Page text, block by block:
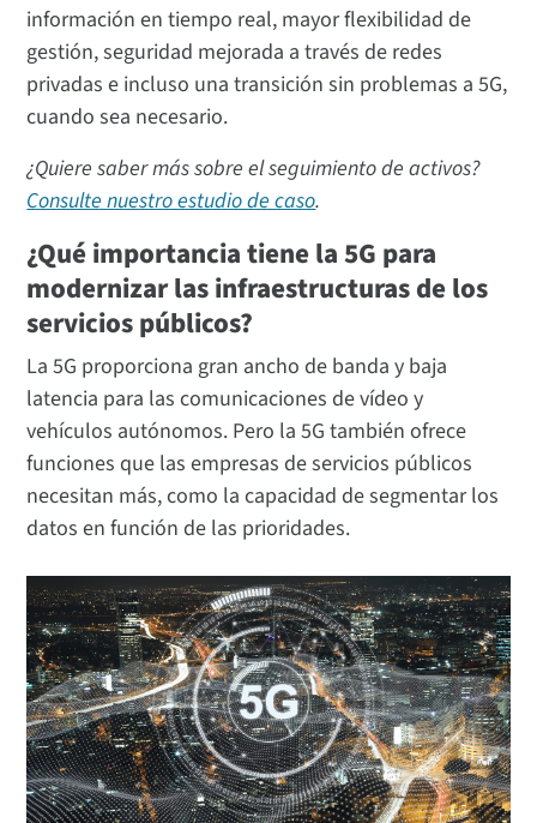
información en tiempo real, mayor flexibilidad de
gestión, seguridad mejorada a través de redes
privadas e incluso una transición sin problemas a 5G,
cuando sea necesario.
¿Quiere saber más sobre el seguimiento de activos?
Consulte nuestro estudio de caso.
¿Qué importancia tiene la 5G para
modernizar las infraestructuras de los
servicios públicos?
La 5G proporciona gran ancho de banda y baja
latencia para las comunicaciones de vídeo y
vehículos autónomos. Pero la 5G también ofrece
funciones que las empresas de servicios públicos
necesitan más, como la capacidad de segmentar los
datos en función de las prioridades.